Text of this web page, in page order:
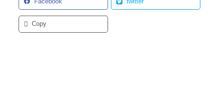
Copy